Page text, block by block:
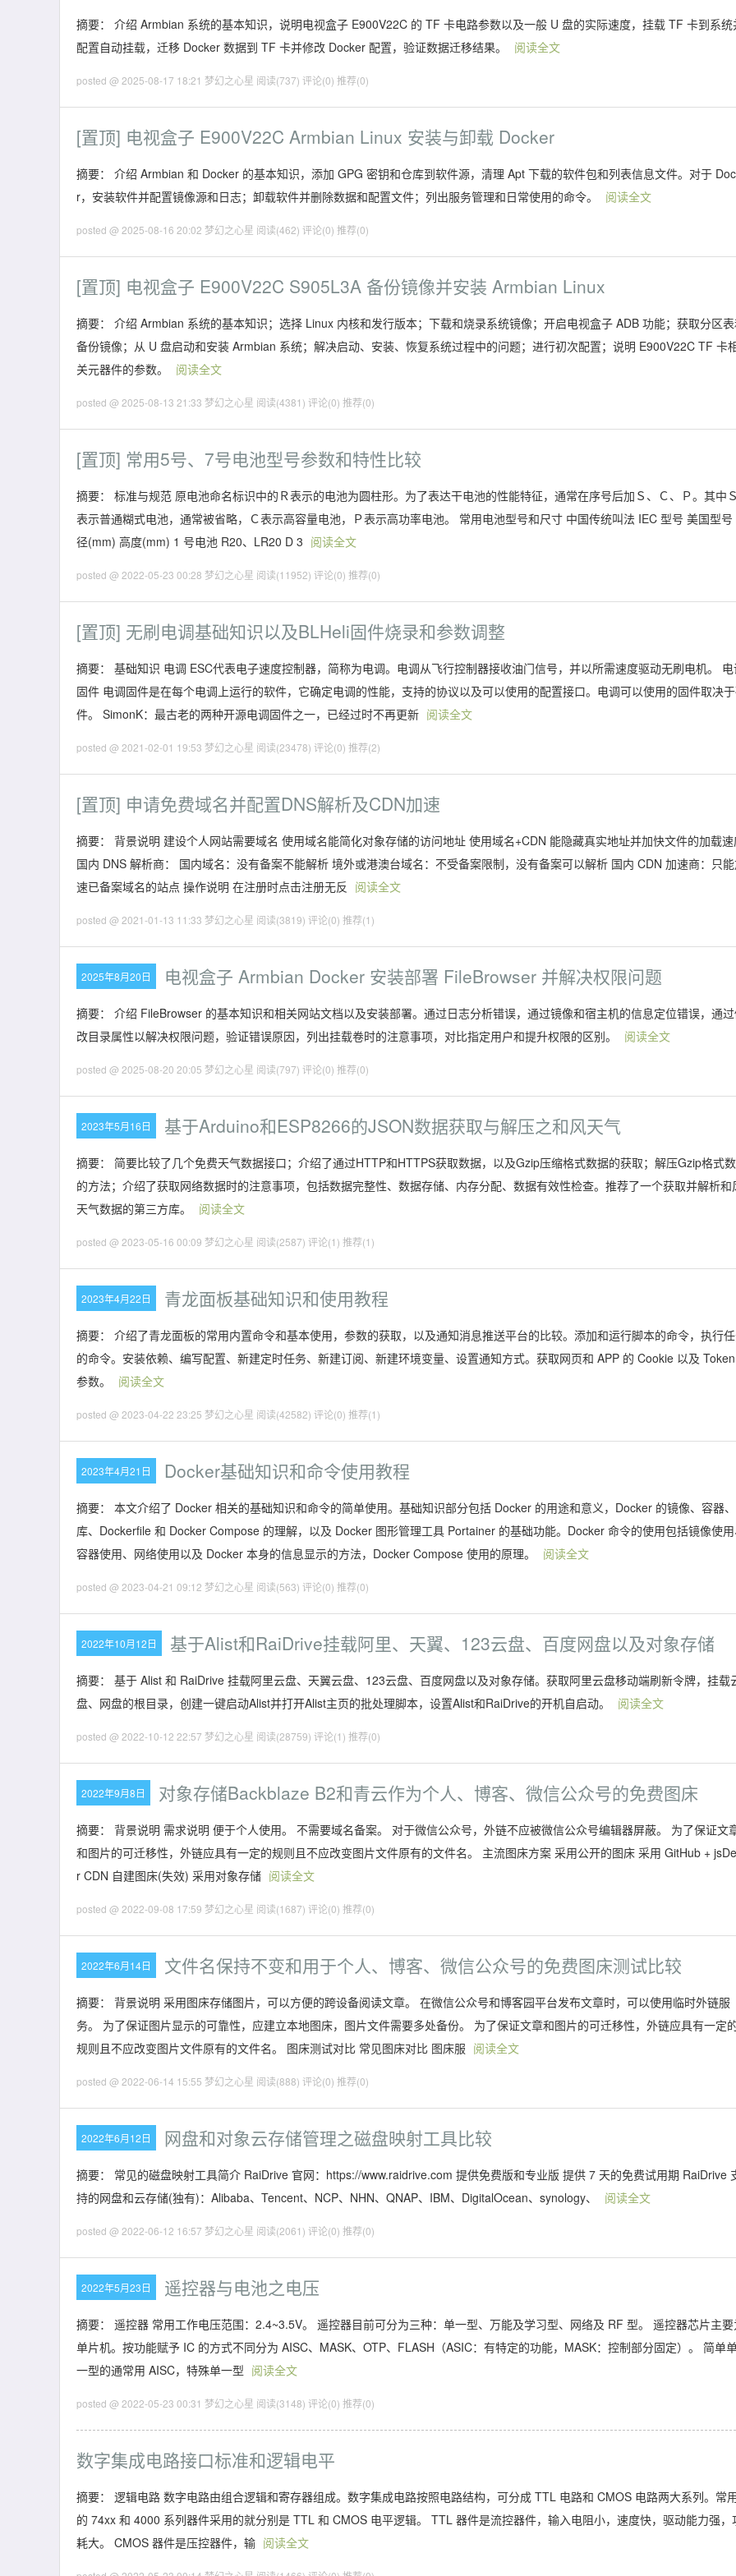
摘要： 介绍 Armbian 系统的基本知识，说明电视盒子 E900V22C 的 TF 卡电路参数以及一般 U 盘的实际速度，挂载 TF 卡到系统
配置自动挂载，迁移 Docker 数据到 TF 卡并修改 Docker 配置，验证数据迁移结果。
阅读全文
posted @ 2025-08-17 18:21 梦幻之心星 阅读(737) 评论(0) 推荐(0)
[置顶] 电视盒子 E900V22C Armbian Linux 安装与卸载 Docker
摘要： 介绍 Armbian 和 Docker 的基本知识，添加 GPG 密钥和仓库到软件源，清理 Apt 下载的软件包和列表信息文件。对于
r，安装软件并配置镜像源和日志；卸载软件并删除数据和配置文件；列出服务管理和日常使用的命令。
阅读全文
posted @ 2025-08-16 20:02 梦幻之心星 阅读(462) 评论(0) 推荐(0)
[置顶] 电视盒子 E900V22C S905L3A 备份镜像并安装 Armbian Linux
摘要： 介绍 Armbian 系统的基本知识；选择 Linux 内核和发行版本；下载和烧录系统镜像；开启电视盒子 ADB 功能；获取分区
备份镜像；从 U 盘启动和安装 Armbian 系统；解决启动、安装、恢复系统过程中的问题；进行初次配置；说明 E900V22C TF 卡
关元器件的参数。
阅读全文
posted @ 2025-08-13 21:33 梦幻之心星 阅读(4381) 评论(0) 推荐(0)
[置顶] 常用5号、7号电池型号参数和特性比较
摘要： 标准与规范 原电池命名标识中的Ｒ表示的电池为圆柱形。为了表达干电池的性能特征，通常在序号后加Ｓ、Ｃ、Ｐ。其中Ｓ
表示普通糊式电池，通常被省略，Ｃ表示高容量电池，Ｐ表示高功率电池。 常用电池型号和尺寸 中国传统叫法 IEC 型号 美国型号
径(mm) 高度(mm) 1 号电池 R20、LR20 D 3 阅读全文
posted @ 2022-05-23 00:28 梦幻之心星 阅读(11952) 评论(0) 推荐(0)
[置顶] 无刷电调基础知识以及BLHeli固件烧录和参数调整
摘要： 基础知识 电调 ESC代表电子速度控制器，简称为电调。电调从飞行控制器接收油门信号，并以所需速度驱动无刷电机。 电
固件 电调固件是在每个电调上运行的软件，它确定电调的性能，支持的协议以及可以使用的配置接口。电调可以使用的固件取决
件。 SimonK：最古老的两种开源电调固件之一，已经过时不再更新 阅读全文
posted @ 2021-02-01 19:53 梦幻之心星 阅读(23478) 评论(0) 推荐(2)
[置顶] 申请免费域名并配置DNS解析及CDN加速
摘要： 背景说明 建设个人网站需要域名 使用域名能简化对象存储的访问地址 使用域名+CDN 能隐藏真实地址并加快文件的加载
国内 DNS 解析商： 国内域名：没有备案不能解析 境外或港澳台域名：不受备案限制，没有备案可以解析 国内 CDN 加速商：只
速已备案域名的站点 操作说明 在注册时点击注册无反 阅读全文
posted @ 2021-01-13 11:33 梦幻之心星 阅读(3819) 评论(0) 推荐(1)
2025年8月20日 电视盒子 Armbian Docker 安装部署 FileBrowser 并解决权限问题
摘要： 介绍 FileBrowser 的基本知识和相关网站文档以及安装部署。通过日志分析错误，通过镜像和宿主机的信息定位错误，通
改目录属性以解决权限问题，验证错误原因，列出挂载卷时的注意事项，对比指定用户和提升权限的区别。
阅读全文
posted @ 2025-08-20 20:05 梦幻之心星 阅读(797) 评论(0) 推荐(0)
2023年5月16日 基于Arduino和ESP8266的JSON数据获取与解压之和风天气
摘要： 简要比较了几个免费天气数据接口；介绍了通过HTTP和HTTPS获取数据，以及Gzip压缩格式数据的获取；解压Gzip格式
的方法；介绍了获取网络数据时的注意事项，包括数据完整性、数据存储、内存分配、数据有效性检查。推荐了一个获取并解析和
天气数据的第三方库。
阅读全文
posted @ 2023-05-16 00:09 梦幻之心星 阅读(2587) 评论(1) 推荐(1)
2023年4月22日 青龙面板基础知识和使用教程
摘要： 介绍了青龙面板的常用内置命令和基本使用，参数的获取，以及通知消息推送平台的比较。添加和运行脚本的命令，执行
的命令。安装依赖、编写配置、新建定时任务、新建订阅、新建环境变量、设置通知方式。获取网页和 APP 的 Cookie 以及 Token
参数。
阅读全文
posted @ 2023-04-22 23:25 梦幻之心星 阅读(42582) 评论(0) 推荐(1)
2023年4月21日 Docker基础知识和命令使用教程
摘要： 本文介绍了 Docker 相关的基础知识和命令的简单使用。基础知识部分包括 Docker 的用途和意义，Docker 的镜像、容器
库、Dockerfile 和 Docker Compose 的理解，以及 Docker 图形管理工具 Portainer 的基础功能。Docker 命令的使用包括镜像使用
容器使用、网络使用以及 Docker 本身的信息显示的方法，Docker Compose 使用的原理。
阅读全文
posted @ 2023-04-21 09:12 梦幻之心星 阅读(563) 评论(0) 推荐(0)
2022年10月12日 基于Alist和RaiDrive挂载阿里、天翼、123云盘、百度网盘以及对象存储
摘要： 基于 Alist 和 RaiDrive 挂载阿里云盘、天翼云盘、123云盘、百度网盘以及对象存储。获取阿里云盘移动端刷新令牌，挂载
盘、网盘的根目录，创建一键启动Alist并打开Alist主页的批处理脚本，设置Alist和RaiDrive的开机自启动。
阅读全文
posted @ 2022-10-12 22:57 梦幻之心星 阅读(28759) 评论(1) 推荐(0)
2022年9月8日 对象存储Backblaze B2和青云作为个人、博客、微信公众号的免费图床
摘要： 背景说明 需求说明 便于个人使用。 不需要域名备案。 对于微信公众号，外链不应被微信公众号编辑器屏蔽。 为了保证文
和图片的可迁移性，外链应具有一定的规则且不应改变图片文件原有的文件名。 主流图床方案 采用公开的图床 采用 GitHub +
r CDN 自建图床(失效) 采用对象存储 阅读全文
posted @ 2022-09-08 17:59 梦幻之心星 阅读(1687) 评论(0) 推荐(0)
2022年6月14日 文件名保持不变和用于个人、博客、微信公众号的免费图床测试比较
摘要： 背景说明 采用图床存储图片，可以方便的跨设备阅读文章。 在微信公众号和博客园平台发布文章时，可以使用临时外链服
务。 为了保证图片显示的可靠性，应建立本地图床，图片文件需要多处备份。 为了保证文章和图片的可迁移性，外链应具有一定
规则且不应改变图片文件原有的文件名。 图床测试对比 常见图床对比 图床服 阅读全文
posted @ 2022-06-14 15:55 梦幻之心星 阅读(888) 评论(0) 推荐(0)
2022年6月12日 网盘和对象云存储管理之磁盘映射工具比较
摘要： 常见的磁盘映射工具简介 RaiDrive 官网：https://www.raidrive.com 提供免费版和专业版 提供 7 天的免费试用期 RaiDrive
持的网盘和云存储(独有)：Alibaba、Tencent、NCP、NHN、QNAP、IBM、DigitalOcean、synology、
阅读全文
posted @ 2022-06-12 16:57 梦幻之心星 阅读(2061) 评论(0) 推荐(0)
2022年5月23日 遥控器与电池之电压
摘要： 遥控器 常用工作电压范围：2.4~3.5V。 遥控器目前可分为三种：单一型、万能及学习型、网络及 RF 型。 遥控器芯片主要
单片机。按功能赋予 IC 的方式不同分为 AISC、MASK、OTP、FLASH（ASIC：有特定的功能，MASK：控制部分固定）。 简单
一型的通常用 AISC，特殊单一型 阅读全文
posted @ 2022-05-23 00:31 梦幻之心星 阅读(3148) 评论(0) 推荐(0)
数字集成电路接口标准和逻辑电平
摘要： 逻辑电路 数字电路由组合逻辑和寄存器组成。数字集成电路按照电路结构，可分成 TTL 电路和 CMOS 电路两大系列。常
的 74xx 和 4000 系列器件采用的就分别是 TTL 和 CMOS 电平逻辑。 TTL 器件是流控器件，输入电阻小，速度快，驱动能力强，
耗大。 CMOS 器件是压控器件，输 阅读全文